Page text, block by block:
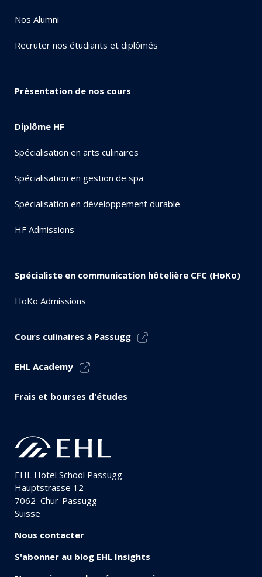
Nos Alumni
Recruter nos étudiants et diplômés
Présentation de nos cours
Diplôme HF
Spécialisation en arts culinaires
Spécialisation en gestion de spa
Spécialisation en développement durable
HF Admissions
Spécialiste en communication hôtelière CFC (HoKo)
HoKo Admissions
Cours culinaires à Passugg
EHL Academy
Frais et bourses d'études
EHL Hotel School Passugg
Hauptstrasse 12
7062 Chur-Passugg
Suisse
Nous contacter
S'abonner au blog EHL Insights